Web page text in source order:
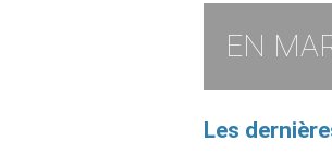
EN
Les